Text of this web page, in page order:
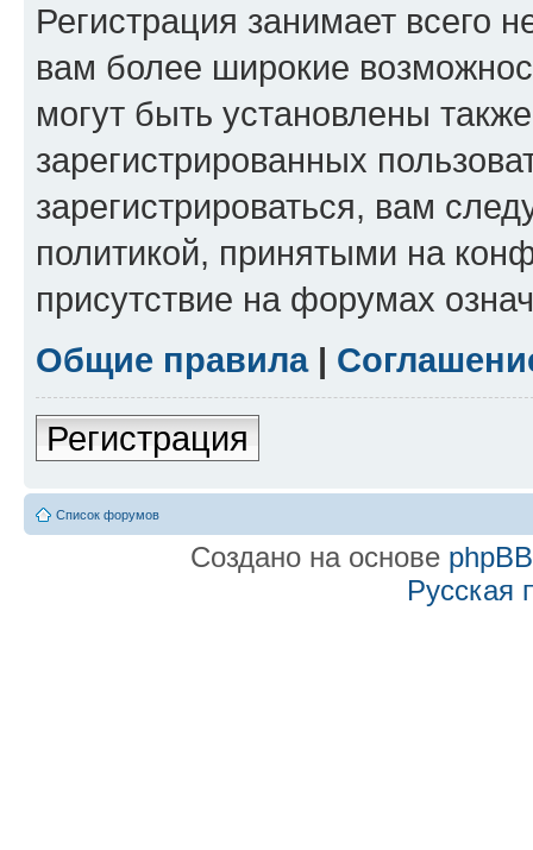
Регистрация занимает всего
вам более широкие
могут быть установлены
зарегистрированных
зарегистрироваться, вам
политикой, принятыми на
присутствие на форумах
Общие правила|
Регистрация
Список форумов
Создано на основе phpBB
Русская